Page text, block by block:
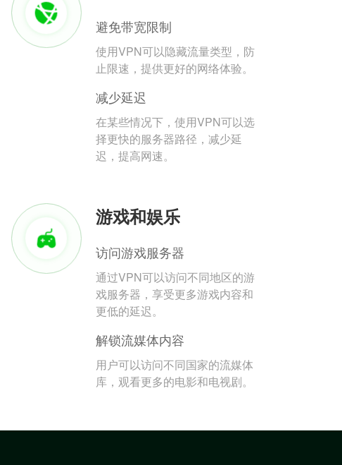
避免带宽限制
使用VPN可以隐藏流量类型，防
止限速，提供更好的网络体验。
减少延迟
在某些情况下，使用VPN可以选
择更快的服务器路径，减少延
迟，提高网速。
游戏和娱乐
访问游戏服务器
通过VPN可以访问不同地区的游
戏服务器，享受更多游戏内容和
更低的延迟。
解锁流媒体内容
用户可以访问不同国家的流媒体
库，观看更多的电影和电视剧。